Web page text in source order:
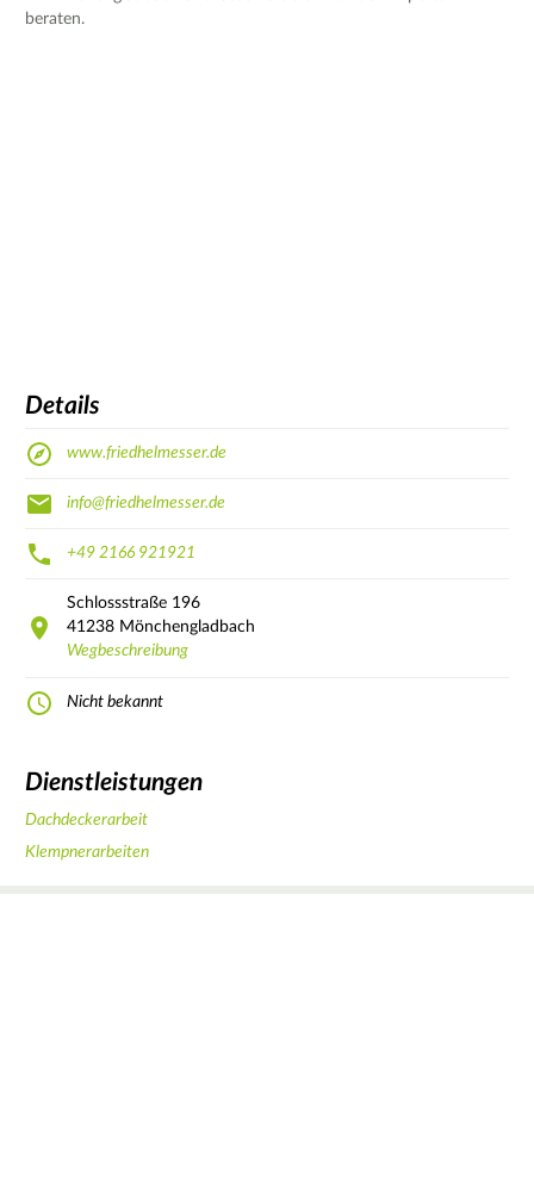
beraten.
Details
www.friedhelmesser.de
info@friedhelmesser.de
+49 2166 921921
Schlossstraße 196
41238 Mönchengladbach
Wegbeschreibung
Nicht bekannt
Dienstleistungen
Dachdeckerarbeit
Klempnerarbeiten